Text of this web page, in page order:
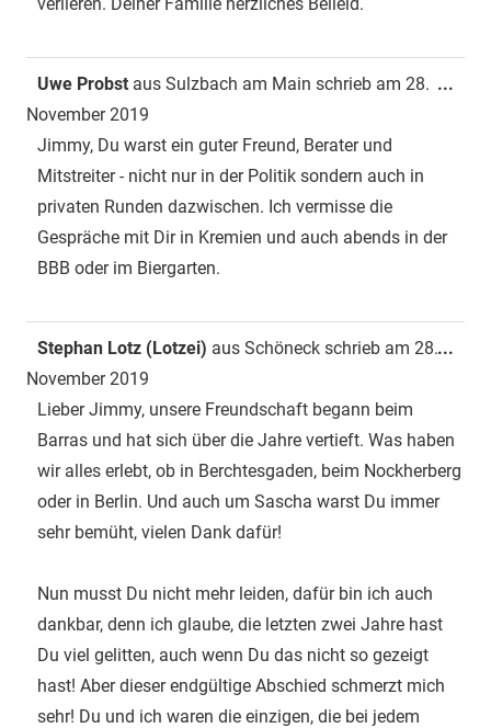
Uwe Probst aus Sulzbach am Main schrieb am 28.
November 2019
Jimmy, Du warst ein guter Freund, Berater und
Mitstreiter - nicht nur in der Politik sondern auch in
privaten Runden dazwischen. Ich vermisse die
Gespräche mit Dir in Kremien und auch abends in der
BBB oder im Biergarten.
...
Stephan Lotz (Lotzei) aus Schöneck schrieb am 28.
November 2019
Lieber Jimmy, unsere Freundschaft begann beim
Barras und hat sich über die Jahre vertieft. Was haben
wir alles erlebt, ob in Berchtesgaden, beim Nockherberg
oder in Berlin. Und auch um Sascha warst Du immer
sehr bemüht, vielen Dank dafür!
Nun musst Du nicht mehr leiden, dafür bin ich auch
dankbar, denn ich glaube, die letzten zwei Jahre hast
Du viel gelitten, auch wenn Du das nicht so gezeigt
hast! Aber dieser endgültige Abschied schmerzt mich
sehr! Du und ich waren die einzigen, die bei jedem
...